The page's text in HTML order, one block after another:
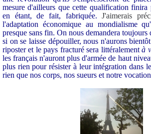
mesure d'ailleurs que cette qualification
en étant, de fait, fabriquée. J'aimerais
l'adaptation économique au mondialisme
presque sans fin. On nous demandera
si on se laisse dépouiller, nous n'aurons
riposter et le pays fracturé sera littéralementà
les français n'auront plus d'armée de haut
plus rien pour résister à leur intégration dans
rien que nos corps, nos sueurs et notre